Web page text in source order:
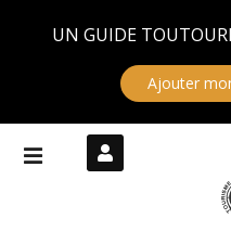
UN GUIDE
Ajouter